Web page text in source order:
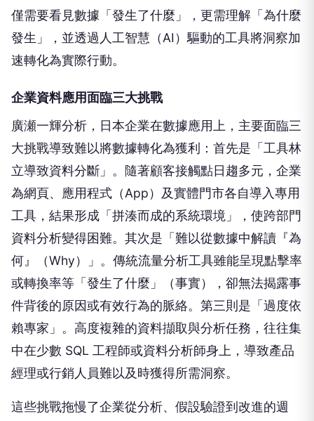
僅需要看見數據「發生了什麼」，更需理解「為什麼
發生」，並透過人工智慧（AI）驅動的工具將洞察加
速轉化為實際行動。
企業資料應用面臨三大挑戰
廣瀬一輝分析，日本企業在數據應用上，主要面臨三
大挑戰導致難以將數據轉化為獲利：首先是「工具林
立導致資料分斷」。隨著顧客接觸點日趨多元，企業
為網頁、應用程式（App）及實體門市各自導入專用
工具，結果形成「拼湊而成的系統環境」，使跨部門
資料分析變得困難。其次是「難以從數據中解讀『為
何』（Why）」。傳統流量分析工具雖能呈現點擊率
或轉換率等「發生了什麼」（事實），卻無法揭露事
件背後的原因或有效行為的脈絡。第三則是「過度依
賴專家」。高度複雜的資料擷取與分析任務，往往集
中在少數 SQL 工程師或資料分析師身上，導致產品
經理或行銷人員難以及時獲得所需洞察。
這些挑戰拖慢了企業從分析、假設驗證到改進的週